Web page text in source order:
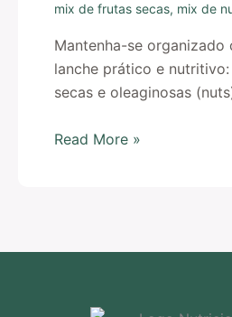
mix de frutas secas, mix de
Mantenha-se organizado
lanche prático e
secas e oleaginosas
Read More »